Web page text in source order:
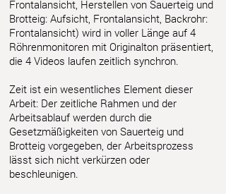
Frontalansicht, Herstellen von Sauerteig und
Brotteig: Aufsicht, Frontalansicht, Backrohr:
Frontalansicht) wird in voller Länge auf 4
Röhrenmonitoren mit Originalton präsentiert,
die 4 Videos laufen zeitlich synchron.
Zeit ist ein wesentliches Element dieser
Arbeit: Der zeitliche Rahmen und der
Arbeitsablauf werden durch die
Gesetzmäßigkeiten von Sauerteig und
Brotteig vorgegeben, der Arbeitsprozess
lässt sich nicht verkürzen oder
beschleunigen.